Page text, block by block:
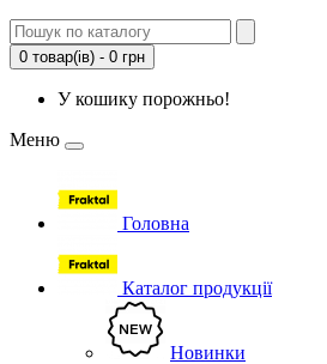
0 товар(ів) - 0 грн
У кошику порожньо!
Меню
Головна
Каталог продукції
Новинки